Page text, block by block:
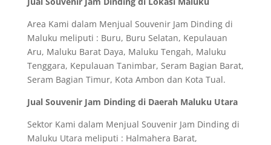
Area Kami dalam Menjual Souvenir Jam Dinding di
Maluku meliputi : Buru, Buru Selatan, Kepulauan
Aru, Maluku Barat Daya, Maluku Tengah, Maluku
Tenggara, Kepulauan Tanimbar, Seram Bagian Barat,
Seram Bagian Timur, Kota Ambon dan Kota Tual.
Jual Souvenir Jam Dinding di Daerah Maluku Utara
Sektor Kami dalam Menjual Souvenir Jam Dinding di
Maluku Utara meliputi : Halmahera Barat,